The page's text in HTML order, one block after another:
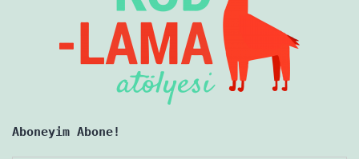
Aboneyim Abone!